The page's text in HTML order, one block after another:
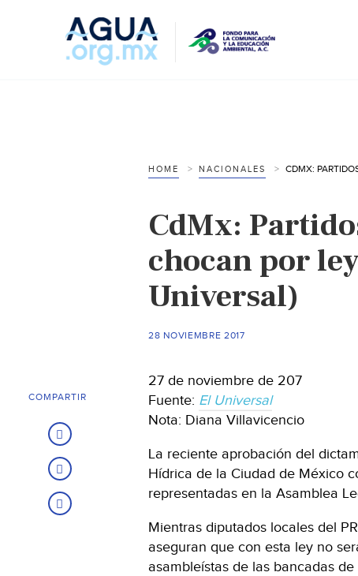
HOME NACIONALES
CdMx:
chocan por
Universal)
28 NOVIEMBRE 2017
27 de noviembre de 207
Fuente: El Universal
Nota: Diana Villavicencio
La reciente aprobación del
Hídrica de la Ciudad de México
representadas en la Asamblea
Mientras diputados locales del
aseguran que con esta ley no
asambleístas de las bancadas
COMPARTIR